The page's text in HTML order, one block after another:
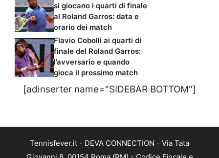
si giocano i quarti di finale
al Roland Garros: data e
orario dei match
Flavio Cobolli ai quarti di
finale del Roland Garros:
l’avversario e quando
gioca il prossimo match
[adinserter name="SIDEBAR BOTTOM"]
Tennisfever.it - DEVA CONNECTION - Via Tata